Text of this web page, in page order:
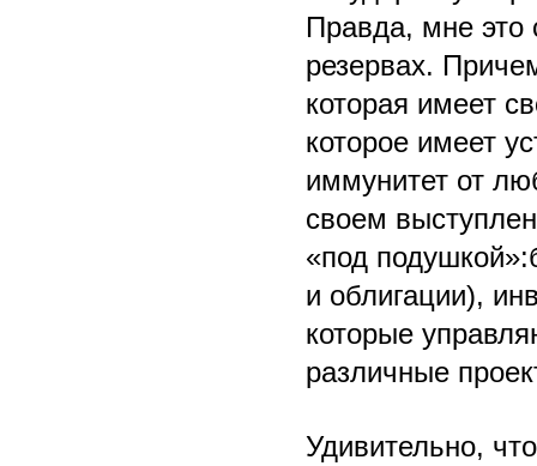
Правда, мне это
резервах.
которая имеет
которое имеет
иммунитет от
своем
«под
и облигации),
которые
различные
Удивительно,